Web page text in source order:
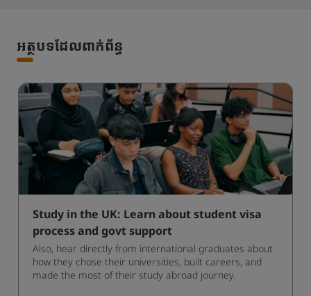
អត្ថបទដែលពាក់ព័ន្ធ
Study in the UK: Learn about student visa
process and govt support
Also, hear directly from international graduates about
how they chose their universities, built careers, and
made the most of their study abroad journey.